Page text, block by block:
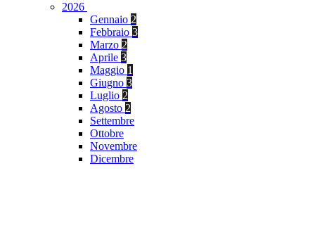
2026
Gennaio 2
Febbraio 3
Marzo 2
Aprile 3
Maggio 1
Giugno 3
Luglio 2
Agosto 2
Settembre
Ottobre
Novembre
Dicembre